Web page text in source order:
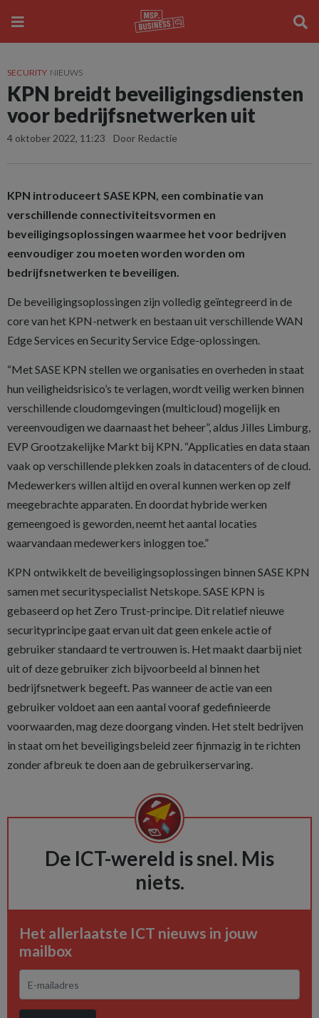
SECURITY NIEUWS
KPN breidt beveiligingsdiensten
voor bedrijfsnetwerken uit
4 oktober 2022, 11:23 Door Redactie
KPN introduceert SASE KPN, een combinatie van
verschillende connectiviteitsvormen en
beveiligingsoplossingen waarmee het voor bedrijven
eenvoudiger zou moeten worden worden om
bedrijfsnetwerken te beveiligen.
De beveiligingsoplossingen zijn volledig geïntegreerd in de
core van het KPN-netwerk en bestaan uit verschillende WAN
Edge Services en Security Service Edge-oplossingen.
“Met SASE KPN stellen we organisaties en overheden in staat
hun veiligheidsrisico’s te verlagen, wordt veilig werken binnen
verschillende cloudomgevingen (multicloud) mogelijk en
vereenvoudigen we daarnaast het beheer”, aldus Jilles Limburg,
EVP Grootzakelijke Markt bij KPN. “Applicaties en data staan
vaak op verschillende plekken zoals in datacenters of de cloud.
Medewerkers willen altijd en overal kunnen werken op zelf
meegebrachte apparaten. En doordat hybride werken
gemeengoed is geworden, neemt het aantal locaties
waarvandaan medewerkers inloggen toe.”
KPN ontwikkelt de beveiligingsoplossingen binnen SASE KPN
samen met securityspecialist Netskope. SASE KPN is
gebaseerd op het Zero Trust-principe. Dit relatief nieuwe
securityprincipe gaat ervan uit dat geen enkele actie of
gebruiker standaard te vertrouwen is. Het maakt daarbij niet
uit of deze gebruiker zich bijvoorbeeld al binnen het
bedrijfsnetwerk begeeft. Pas wanneer de actie van een
gebruiker voldoet aan een aantal vooraf gedefinieerde
voorwaarden, mag deze doorgang vinden. Het stelt bedrijven
in staat om het beveiligingsbeleid zeer fijnmazig in te richten
zonder afbreuk te doen aan de gebruikerservaring.
De ICT-wereld is snel. Mis
niets.
Het allerlaatste ICT nieuws in jouw
mailbox